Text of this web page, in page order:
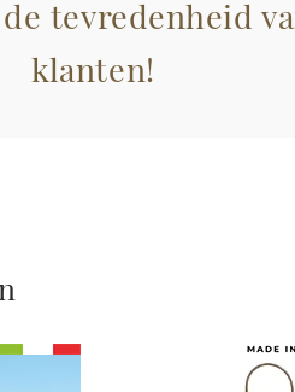
tevredenheid
klanten!